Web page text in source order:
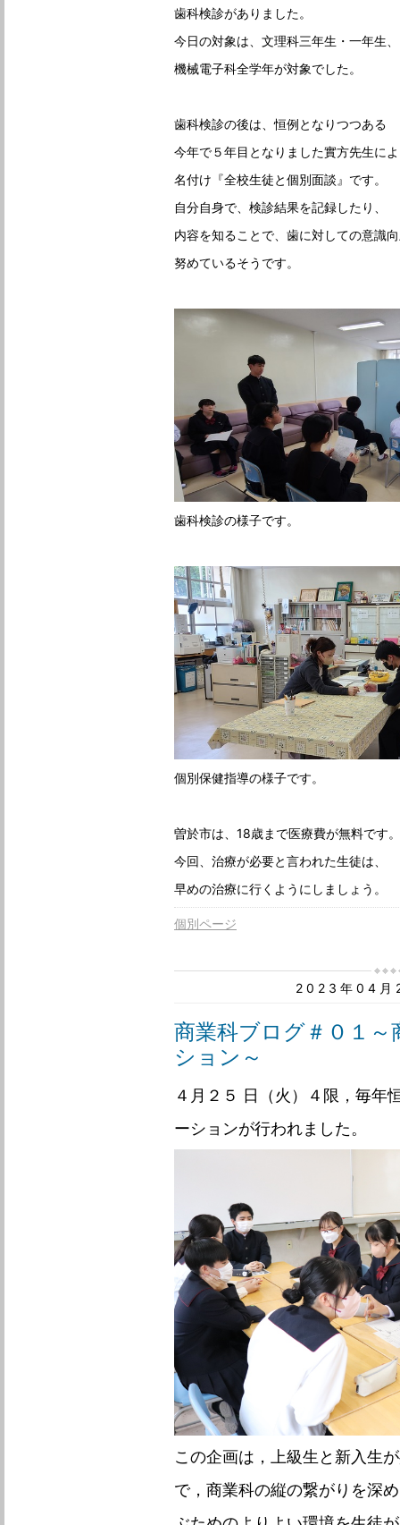
歯科検診がありました。
今日の対象は、文理科三年生・一年生、
機械電子科全学年が対象でした。
歯科検診の後は、恒例となりつつある
今年で５年目となりました實方先生に
名付け『全校生徒と個別面談』です。
自分自身で、検診結果を記録したり、
内容を知ることで、歯に対しての意識
努めているそうです。
歯科検診の様子です。
個別保健指導の様子です。
曽於市は、18歳まで医療費が無料です。
今回、治療が必要と言われた生徒は、
早めの治療に行くようにしましょう。
個別ページ
2023年04月
商業科ブログ＃０１
ション～
４月２５ 日（火）４限，毎年
ーションが行われました。
この企画は，上級生と新入生
で，商業科の縦の繋がりを深